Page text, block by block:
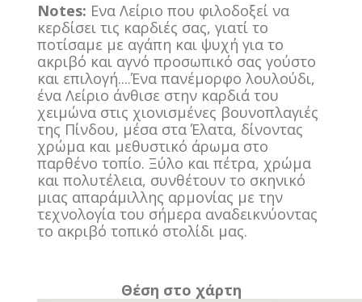
Notes: Ενα Λείριο που φιλοδοξεί να
κερδίσει τις καρδιές σας, γιατί το
ποτίσαμε με αγάπη και ψυχή για το
ακριβό και αγνό προσωπικό σας γούστο
και επιλογή....Ένα πανέμορφο λουλούδι,
ένα Λείριο άνθισε στην καρδιά του
χειμώνα στις χιονισμένες βουνοπλαγιές
της Πίνδου, μέσα στα Έλατα, δίνοντας
χρώμα και μεθυστικό άρωμα στο
παρθένο τοπίο. Ξύλο και πέτρα, χρώμα
και πολυτέλεια, συνθέτουν το σκηνικό
μιας απαράμιλλης αρμονίας με την
τεχνολογία του σήμερα αναδεικνύοντας
το ακριβό τοπικό στολίδι μας.
Θέση στο χάρτη